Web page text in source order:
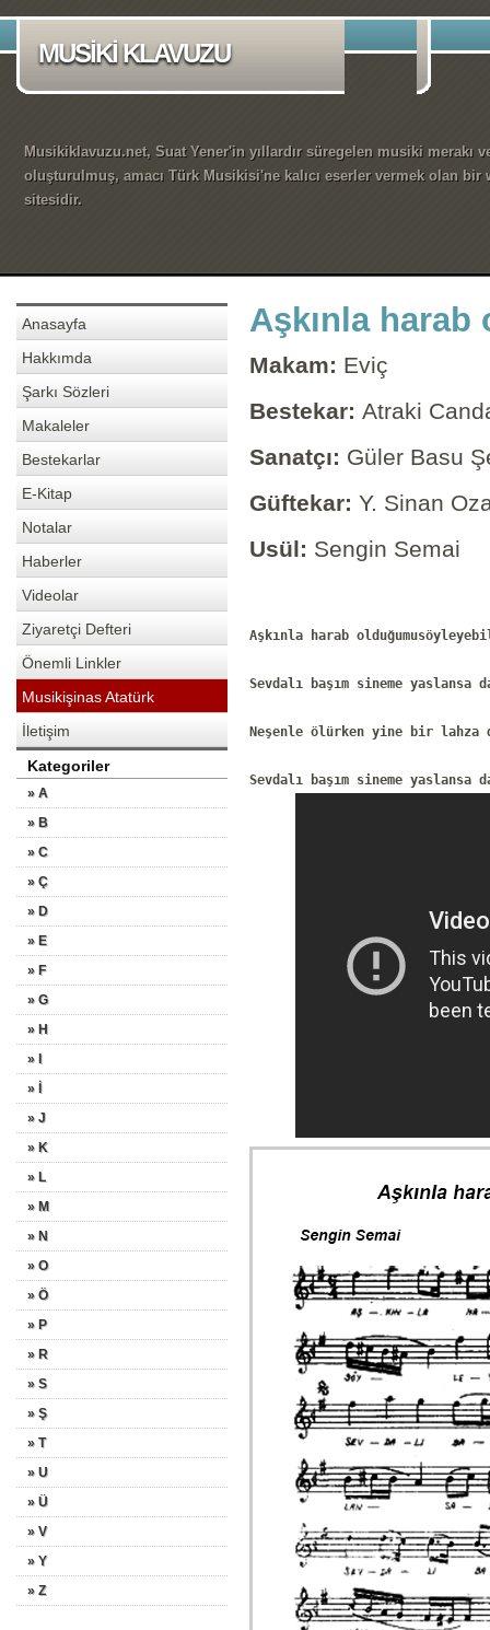
MUSİKİ KLAVUZU
Musikiklavuzu.net, Suat Yener'in yıllardır süregelen musiki merakı
oluşturulmuş, amacı Türk Musikisi'ne kalıcı eserler vermek olan bir
sitesidir.
Anasayfa
Hakkımda
Şarkı Sözleri
Makaleler
Bestekarlar
E-Kitap
Notalar
Haberler
Videolar
Ziyaretçi Defteri
Önemli Linkler
Musikişinas Atatürk
İletişim
Kategoriler
» A
» B
» C
» Ç
» D
» E
» F
» G
» H
» I
» İ
» J
» K
» L
» M
» N
» O
» Ö
» P
» R
» S
» Ş
» T
» U
» Ü
» V
» Y
» Z
Aşkınla
Makam: Eviç
Bestekar: Atraki
Sanatçı: Güler Basu
Güftekar: Y. Sinan
Usül: Sengin Semai
Aşkınla harab
Sevdalı başım sineme yaslansa
Neşenle ölürken yine bir lahza
Sevdalı başım sineme yaslansa